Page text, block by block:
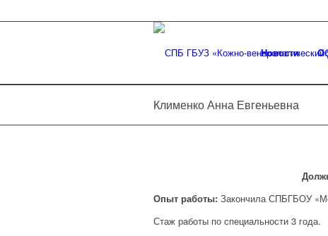
Новости
Клименко Анна Евгеньевна
Опыт работы: Закончила СПБГБОУ
Стаж работы по специальности 3 года.